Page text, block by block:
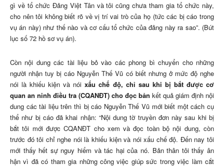
gì về tổ chức Đảng Việt Tân và tôi cũng chưa tham gia tổ chức này,
cho nên tôi không biết rõ về vị trí vai trò của họ (tức các bị cáo trong
vụ án này) như thế nào và cơ cấu tổ chức của đảng này ra sao”. (Bút
lục số 72 hồ sơ vụ án).
Còn nội dung các tài liệu bỏ vào các phong bì chuyển cho những
người nhận tuy bị cáo Nguyễn Thế Vũ có biết nhưng ở mức độ nghe
nói là khiếu kiện và nói xấu chế độ, chỉ sau khi bị bắt được cơ
quan an ninh điều tra (CQANĐT) cho đọc bản kết quả giám định nội
dung các tài liệu trên thì bị cáo Nguyễn Thế Vũ mới biết một cách cụ
thể như bị cáo đã khai nhận: “Nội dung tờ truyền đơn này sau khi bị
bắt tôi mới được CQANĐT cho xem và đọc toàn bộ nội dung, còn
trước đó tôi chỉ nghe nói là khiếu kiện và nói xấu chế độ. Đến nay tôi
mới thấy hết sự nguy hiểm và tác hại của nó. Bản thân tôi thấy ân
hận vì đã có tham gia những công việc giúp sức trong việc làm cắt